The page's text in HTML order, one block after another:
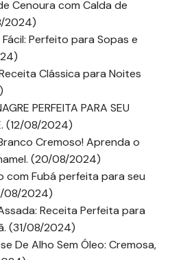
Cenoura com Calda de
2024)
Perfeito para Sopas e
Clássica para Noites
PERFEITA PARA SEU
(12/08/2024)
Cremoso! Aprenda o
(20/08/2024)
com Fubá perfeita para seu
08/2024)
Receita Perfeita para
(31/08/2024)
De Alho Sem Óleo: Cremosa,